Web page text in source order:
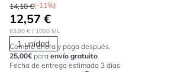
14,10 €(-11%)
12,57 €
83,80 € / 1000 ML
1 unidad
Compra ahora y paga después.
25,00€ para envío gratuito
Fecha de entrega estimada 3 días